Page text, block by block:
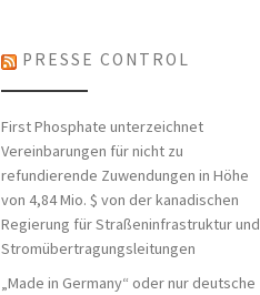
PRESSE CONTROL
First Phosphate unterzeichnet
Vereinbarungen für nicht zu
refundierende Zuwendungen in Höhe
von 4,84 Mio. $ von der kanadischen
Regierung für Straßeninfrastruktur und
Stromübertragungsleitungen
„Made in Germany“ oder nur deutsche